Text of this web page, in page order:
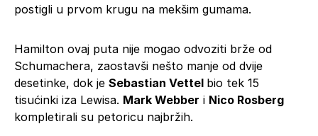
postigli u prvom krugu na mekšim gumama.
Hamilton ovaj puta nije mogao odvoziti brže od
Schumachera, zaostavši nešto manje od dvije
desetinke, dok je Sebastian Vettel bio tek 15
tisućinki iza Lewisa. Mark Webber i Nico Rosberg
kompletirali su petoricu najbržih.